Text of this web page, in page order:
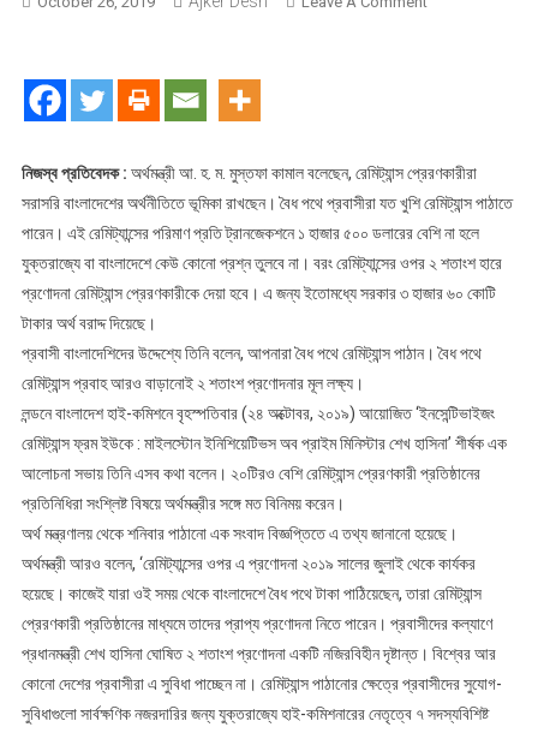
লক্ষ্য
অর্থমন্ত্রী
নিজস্ব প্রতিবেদক : অর্থমন্ত্রী আ. হ. ম. মুস্তফা কামাল বলেছেন, রেমিট্যান্স প্রেরণকারীরা
সরাসরি বাংলাদেশের অর্থনীতিতে ভূমিকা রাখছেন। বৈধ পথে প্রবাসীরা যত খুশি রেমিট্যান্স পাঠাতে
পারেন। এই রেমিট্যান্সের পরিমাণ প্রতি ট্রানজেকশনে ১ হাজার ৫০০ ডলারের বেশি না হলে
যুক্তরাজ্যে বা বাংলাদেশে কেউ কোনো প্রশ্ন তুলবে না। বরং রেমিট্যান্সের ওপর ২ শতাংশ হারে
প্রণোদনা রেমিট্যান্স প্রেরণকারীকে দেয়া হবে। এ জন্য ইতোমধ্যে সরকার ৩ হাজার ৬০ কোটি
টাকার অর্থ বরাদ্দ দিয়েছে।
প্রবাসী বাংলাদেশিদের উদ্দেশ্যে তিনি বলেন, আপনারা বৈধ পথে রেমিট্যান্স পাঠান। বৈধ পথে
রেমিট্যান্স প্রবাহ আরও বাড়ানোই ২ শতাংশ প্রণোদনার মূল লক্ষ্য।
লন্ডনে বাংলাদেশ হাই-কমিশনে বৃহস্পতিবার (২৪ অক্টোবর, ২০১৯) আয়োজিত ‘ইনসেন্টিভাইজং
রেমিট্যান্স ফ্রম ইউকে : মাইলস্টোন ইনিশিয়েটিভস অব প্রাইম মিনিস্টার শেখ হাসিনা’ শীর্ষক এক
আলোচনা সভায় তিনি এসব কথা বলেন। ২০টিরও বেশি রেমিট্যান্স প্রেরণকারী প্রতিষ্ঠানের
প্রতিনিধিরা সংশ্লিষ্ট বিষয়ে অর্থমন্ত্রীর সঙ্গে মত বিনিময় করেন।
অর্থ মন্ত্রণালয় থেকে শনিবার পাঠানো এক সংবাদ বিজ্ঞপ্তিতে এ তথ্য জানানো হয়েছে।
অর্থমন্ত্রী আরও বলেন, ‘রেমিট্যান্সের ওপর এ প্রণোদনা ২০১৯ সালের জুলাই থেকে কার্যকর
হয়েছে। কাজেই যারা ওই সময় থেকে বাংলাদেশে বৈধ পথে টাকা পাঠিয়েছেন, তারা রেমিট্যান্স
প্রেরণকারী প্রতিষ্ঠানের মাধ্যমে তাদের প্রাপ্য প্রণোদনা নিতে পারেন। প্রবাসীদের কল্যাণে
প্রধানমন্ত্রী শেখ হাসিনা ঘোষিত ২ শতাংশ প্রণোদনা একটি নজিরবিহীন দৃষ্টান্ত। বিশ্বের আর
কোনো দেশের প্রবাসীরা এ সুবিধা পাচ্ছেন না। রেমিট্যান্স পাঠানোর ক্ষেত্রে প্রবাসীদের সুযোগ-
সুবিধাগুলো সার্বক্ষণিক নজরদারির জন্য যুক্তরাজ্যে হাই-কমিশনারের নেতৃত্বে ৭ সদস্যবিশিষ্ট